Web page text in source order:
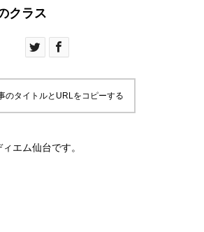
クラス
のタイトルとURLをコピーする
エム仙台です。